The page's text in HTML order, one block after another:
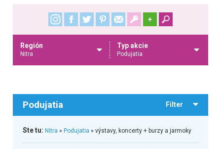
+
Región
Nitra
Typ akcie
Podujatia
Podujatia Filter
Ste tu: Nitra » Podujatia » výstavy, koncerty + burzy a jarmoky